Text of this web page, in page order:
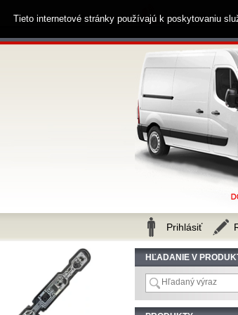
HĽADANIE V
Zákaznícka linka
Prihlásiť
Tieto internetové stránky používajú k poskytovaniu